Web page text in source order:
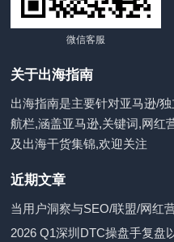
微信客服
关于出海指南
出海指南是主要针对亚马逊/
航栏,涵盖亚马逊,关键词,网红
及出海干货集锦,欢迎关注
近期文章
当用户洞察与SEO/联盟/网红
2026 Q1深圳DTC操盘手复盘